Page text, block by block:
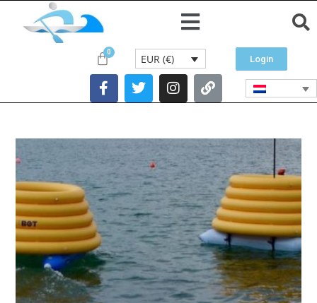
EUR (€) Login